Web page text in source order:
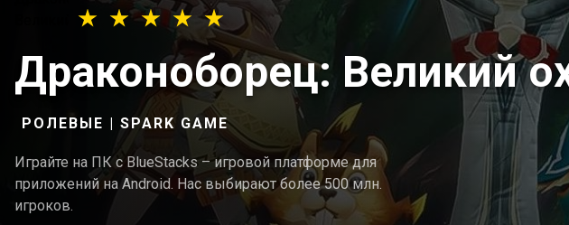
Драконоборец: Великий
РОЛЕВЫЕ | SPARK GAME
Играйте на ПК с BlueStacks – игровой платформе для
приложений на Android. Нас выбирают более 500 млн.
игроков.